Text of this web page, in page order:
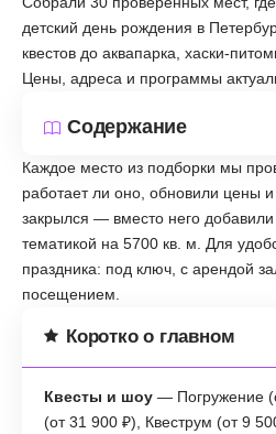
детский день рождения в
квестов до аквапарка, хаски-
Цены, адреса и программы
Содержание
Каждое место из подборки мы
работает ли оно, обновили цены
закрылся — вместо него
тематикой на 5700 кв. м. Для
праздника: под ключ, с арендой
посещением.
Коротко о главном
Квесты и шоу — Погружение
(от 31 900 ₽), Квеструм (от 9